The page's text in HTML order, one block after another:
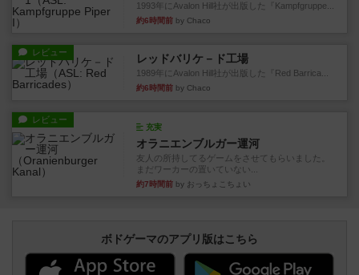
1993年にAvalon Hill社が出版した『Kampfgruppe...
約6時間前 by Chaco
レビュー レッドバリケ－ド工場
1989年にAvalon Hill社が出版した『Red Barrica...
約6時間前 by Chaco
レビュー
充実
オラニエンブルガー運河
友人の所持してるゲームをさせてもらいました。
まだワーカーの置いていない...
約7時間前 by おっちょこちょい
ボドゲーマのアプリ版はこちら